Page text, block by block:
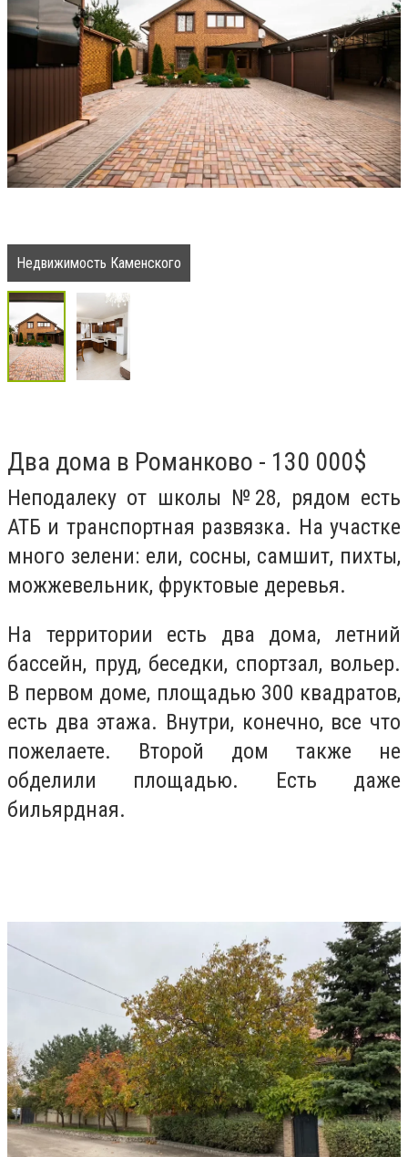
Недвижимость Каменского
Два дома в Романково - 130 000$
Неподалеку от школы №28, рядом есть
АТБ и транспортная развязка. На участке
много зелени: ели, сосны, самшит, пихты,
можжевельник, фруктовые деревья.
На территории есть два дома, летний
бассейн, пруд, беседки, спортзал, вольер.
В первом доме, площадью 300 квадратов,
есть два этажа. Внутри, конечно, все что
пожелаете. Второй дом также не
обделили площадью. Есть даже
бильярдная.